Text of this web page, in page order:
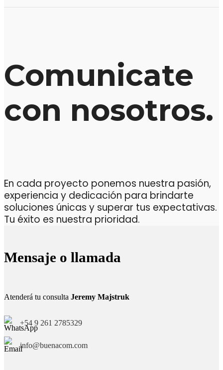
Comunicate
con nosotros.
En cada proyecto ponemos nuestra pasión,
experiencia y dedicación para brindarte
soluciones únicas y superar tus expectativas.
Tu éxito es nuestra prioridad.
Mensaje o llamada
Atenderá tu consulta Jeremy Majstruk
+54 9 261 2785329
info@buenacom.com